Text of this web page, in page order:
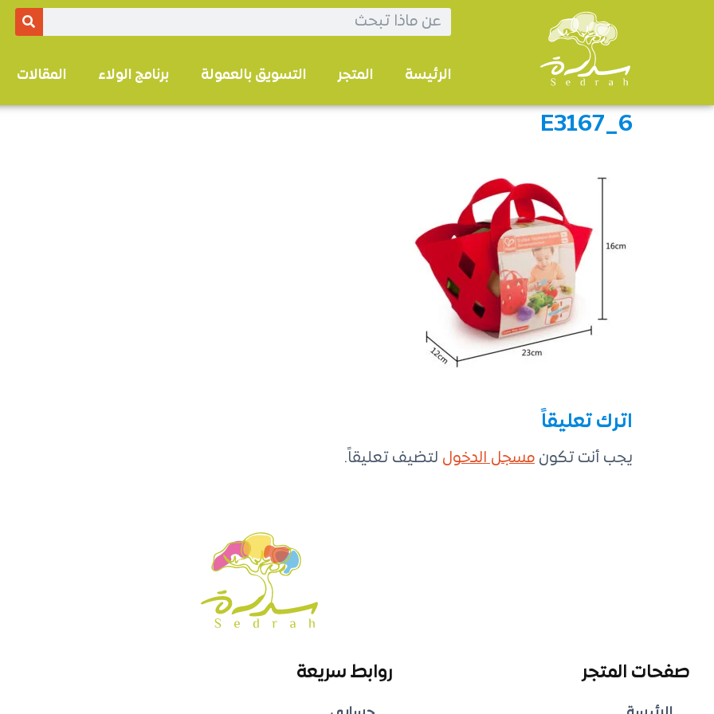
الرئيسة المتجر التسويق بالعمولة برنامج الولاء المقالات
E3167_6
اترك تعليقاً
يجب أنت تكون مسجل الدخول لتضيف تعليقاً.
صفحات المتجر روابط سريعة